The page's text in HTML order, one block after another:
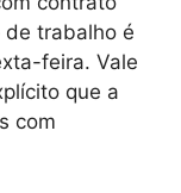
de trabalho é
feira. Vale
que a
com